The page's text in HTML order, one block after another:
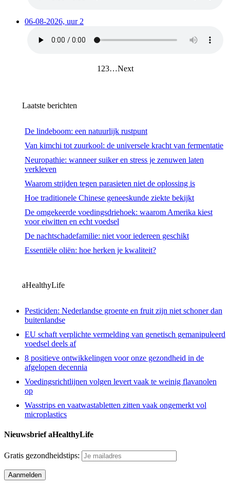
06-08-2026, uur 2
1 23…Next
Laatste berichten
De lindeboom: een natuurlijk rustpunt
Van kimchi tot zuurkool: de universele kracht van fermentatie
Neuropathie: wanneer suiker en stress je zenuwen laten
verkleven
Waarom strijden tegen parasieten niet de oplossing is
Hoe traditionele Chinese geneeskunde ziekte bekijkt
De omgekeerde voedingsdriehoek: waarom Amerika kiest
voor eiwitten en echt voedsel
De nachtschadefamilie: niet voor iedereen geschikt
Essentiële oliën: hoe herken je kwaliteit?
aHealthyLife
Pesticiden: Nederlandse groente en fruit zijn niet schoner dan
buitenlandse
EU schaft verplichte vermelding van genetisch gemanipuleerd
voedsel deels af
8 positieve ontwikkelingen voor onze gezondheid in de
afgelopen decennia
Voedingsrichtlijnen volgen levert vaak te weinig flavanolen
op
Wasstrips en vaatwastabletten zitten vaak ongemerkt vol
microplastics
Nieuwsbrief aHealthyLife
Gratis gezondheidstips: